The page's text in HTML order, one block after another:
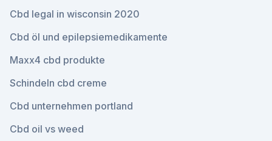
Cbd legal in wisconsin 2020
Cbd öl und epilepsiemedikamente
Maxx4 cbd produkte
Schindeln cbd creme
Cbd unternehmen portland
Cbd oil vs weed